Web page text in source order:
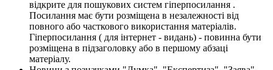
відкрите для пошукових систем гіперпосилання .
Посилання має бути розміщена в незалежності від
повного або часткового використання матеріалів.
Гіперпосилання ( для інтернет - видань) - повинна бути
розміщена в підзаголовку або в першому абзаці
матеріалу.